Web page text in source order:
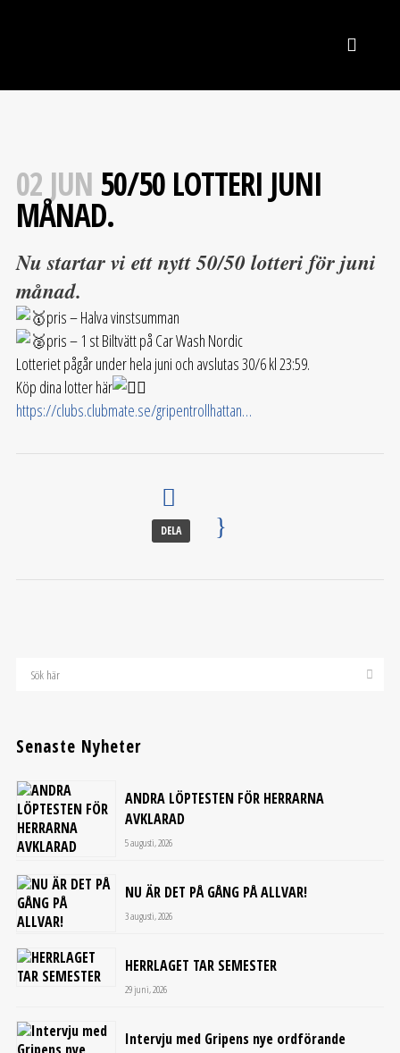
02 JUN 50/50 LOTTERI JUNI
MÅNAD.
Nu startar vi ett nytt 50/50 lotteri för juni
månad.
pris – Halva vinstsumman
pris – 1 st Biltvätt på Car Wash Nordic
Lotteriet pågår under hela juni och avslutas 30/6 kl 23:59.
Köp dina lotter här
https://clubs.clubmate.se/gripentrollhattan…
DELA
Senaste Nyheter
ANDRA LÖPTESTEN FÖR HERRARNA
AVKLARAD
5 augusti, 2026
NU ÄR DET PÅ GÅNG PÅ ALLVAR!
3 augusti, 2026
HERRLAGET TAR SEMESTER
29 juni, 2026
Intervju med Gripens nye ordförande